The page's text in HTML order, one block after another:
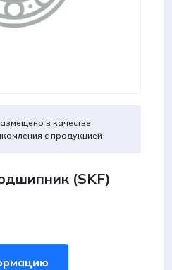
в качестве
с продукцией
(SKF)